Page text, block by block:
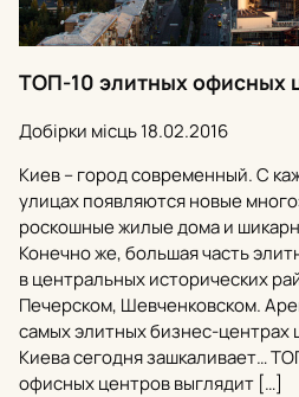
ТОП-10 элитных офисных
Добірки місць18.02.2016
Киев – город современный. С
улицах появляются новые
роскошные жилые дома и
Конечно же, большая часть
в центральных исторических
Печерском, Шевченковском.
самых элитных бизнес-центрах
Киева сегодня зашкаливает…
офисных центров выглядит […]